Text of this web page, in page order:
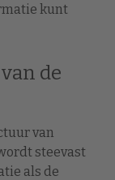
kunt
de
van
steevast
als de